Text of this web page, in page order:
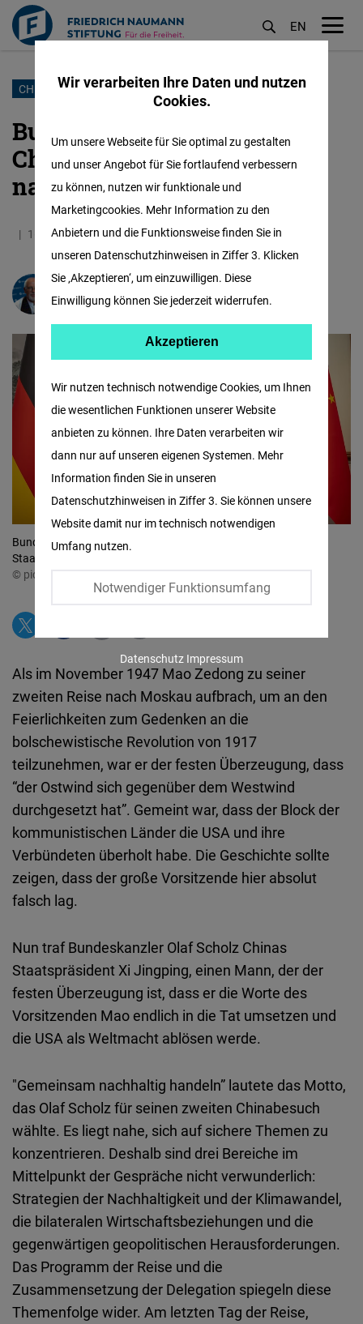
Direkt
Inhalt
EN
CHINA-REISE
Bundeskanzler Scholz in
China: “Gemeinsam
nachhaltig handeln”
16.04.2024 2.9 Minuten Taiwan
Rainer Adam
Bundeskanzler Olaf Scholz (SPD) wird von Xi Jinping,
Staatspräsident von China, im Staatsgästehaus empfangen.
© picture alliance/dpa | Michael Kappeler
Als im November 1947 Mao Zedong zu seiner
zweiten Reise nach Moskau aufbrach, um an den
Feierlichkeiten zum Gedenken an die
bolschewistische Revolution von 1917
teilzunehmen, war er der festen Überzeugung, dass
“der Ostwind sich gegenüber dem Westwind
durchgesetzt hat”. Gemeint war, dass der Block der
kommunistischen Länder die USA und ihre
Verbündeten überholt habe. Die Geschichte sollte
zeigen, dass der große Vorsitzende hier absolut
falsch lag.
Nun traf Bundeskanzler Olaf Scholz Chinas
Staatspräsident Xi Jingping, einen Mann, der der
festen Überzeugung ist, dass er die Worte des
Vorsitzenden Mao endlich in die Tat umsetzen und
die USA als Weltmacht ablösen werde.
"Gemeinsam nachhaltig handeln” lautete das Motto,
das Olaf Scholz für seinen zweiten Chinabesuch
wählte. Es liegt nahe, sich auf sichere Themen zu
konzentrieren. Deshalb sind drei Bereiche im
Mittelpunkt der Gespräche nicht verwunderlich:
Strategien der Nachhaltigkeit und der Klimawandel,
die bilateralen Wirtschaftsbeziehungen und die
gegenwärtigen geopolitischen Herausforderungen.
Das Programm der Reise und die
Zusammensetzung der Delegation spiegeln diese
Themenfolge wider. Am letzten Tag der Reise,
Wir verarbeiten Ihre Daten und nutzen
Cookies.
Wir nutzen technisch notwendige Cookies, um Ihnen
die wesentlichen Funktionen unserer Website
anbieten zu können. Ihre Daten verarbeiten wir
dann nur auf unseren eigenen Systemen. Mehr
Information finden Sie in unseren
Datenschutzhinweisen in Ziffer 3. Sie können unsere
Website damit nur im technisch notwendigen
Umfang nutzen.
Notwendiger Funktionsumfang
Um unsere Webseite für Sie optimal zu gestalten
und unser Angebot für Sie fortlaufend verbessern
zu können, nutzen wir funktionale und
Marketingcookies. Mehr Information zu den
Anbietern und die Funktionsweise finden Sie in
unseren Datenschutzhinweisen in Ziffer 3. Klicken
Sie ‚Akzeptieren‘, um einzuwilligen. Diese
Einwilligung können Sie jederzeit widerrufen.
Facebook
Embed
Twitter
Embed
Instagram
Embed
Google
Maps
Embed
Cloudinary
Flickr
Embed
Newsletter2go
Podigee
Embed
D.Vinci
Typeform
Embed
Akzeptieren
Datenschutz Impressum